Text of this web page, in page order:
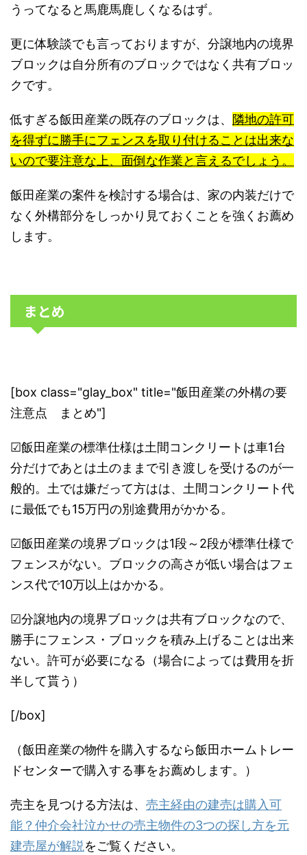
うってなると馬鹿馬鹿しくなるはず。
更に体験談でも言っておりますが、分譲地内の境界
ブロックは自分所有のブロックではなく共有ブロッ
クです。
低すぎる飯田産業の既存のブロックは、 隣地の許可
を得ずに勝手にフェンスを取り付けることは出来な
いので要注意な上、面倒な作業と言えるでしょう。
飯田産業の案件を検討する場合は、家の内装だけで
なく外構部分をしっかり見ておくことを強くお薦め
します。
まとめ
[box class="glay_box" title="飯田産業の外構の要
注意点 まとめ"]
☑飯田産業の標準仕様は土間コンクリートは車1台
分だけであとは土のままで引き渡しを受けるのが一
般的。土では嫌だって方はは、土間コンクリート代
に最低でも15万円の別途費用がかかる。
☑飯田産業の境界ブロックは1段～2段が標準仕様で
フェンスがない。ブロックの高さが低い場合はフェ
ンス代で10万以上はかかる。
☑分譲地内の境界ブロックは共有ブロックなので、
勝手にフェンス・ブロックを積み上げることは出来
ない。許可が必要になる（場合によっては費用を折
半して貰う）
[/box]
（飯田産業の物件を購入するなら飯田ホームトレー
ドセンターで購入する事をお薦めします。）
売主を見つける方法は、 売主経由の建売は購入可
能？仲介会社泣かせの売主物件の3つの探し方を元
建売屋が解説をご覧ください。